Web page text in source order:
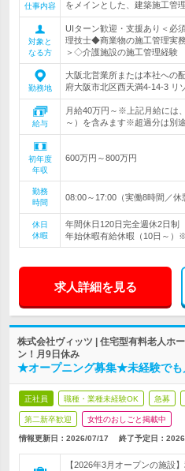
仕事内容 をメインとした、建築施工管
対象と
なる方
UIターン歓迎・支援あり＜
理技士◆商業物の施工管理実
＞◇介護施設の施工管理経験
勤務地
大阪北営業所または本社への
府大阪市北区西天満4-14-3 リ
給与
月給40万円～※上記月給には
～）を含みます※超過分は別
初年度
年収
600万円～800万円
勤務
時間
08:00～17:00（実働8時間／
休日
休暇
年間休日120日完全週休2日制
年始休暇有給休暇（10日～）
求人詳細を見る
株式会社ヴィッツ | 住宅型有料老人ホ
ン！月9日休み
★オープニング募集★未経験でも
正社員 職種・業種未経験OK 急募
第二新卒歓迎 女性のおしごと掲載中
情報更新日：2026/07/17 終了予定日：
【2026年3月オープンの施設